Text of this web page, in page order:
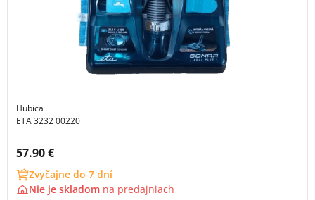
Hubica
ETA 3232 00220
Cena s DPH:
57.90 €
Zvyčajne do 7 dní
Nie je skladom na predajniach